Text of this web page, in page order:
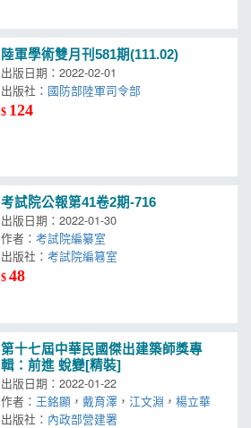
陸軍學術雙月刊581期(111.02)
出版日期：2022-02-01
出版社：
$ 124
考試院公報第41卷2期-716
出版日期：2022-01-30
作者：考試院編纂室
出版社：
$48
第十七屆中華民國傑出建築師獎專
輯：前進 蛻變[精裝]
出版日期：2022-01-22
作者： 王銘顯 ，戴育澤 ，江文淵 ，楊立華
出版社：